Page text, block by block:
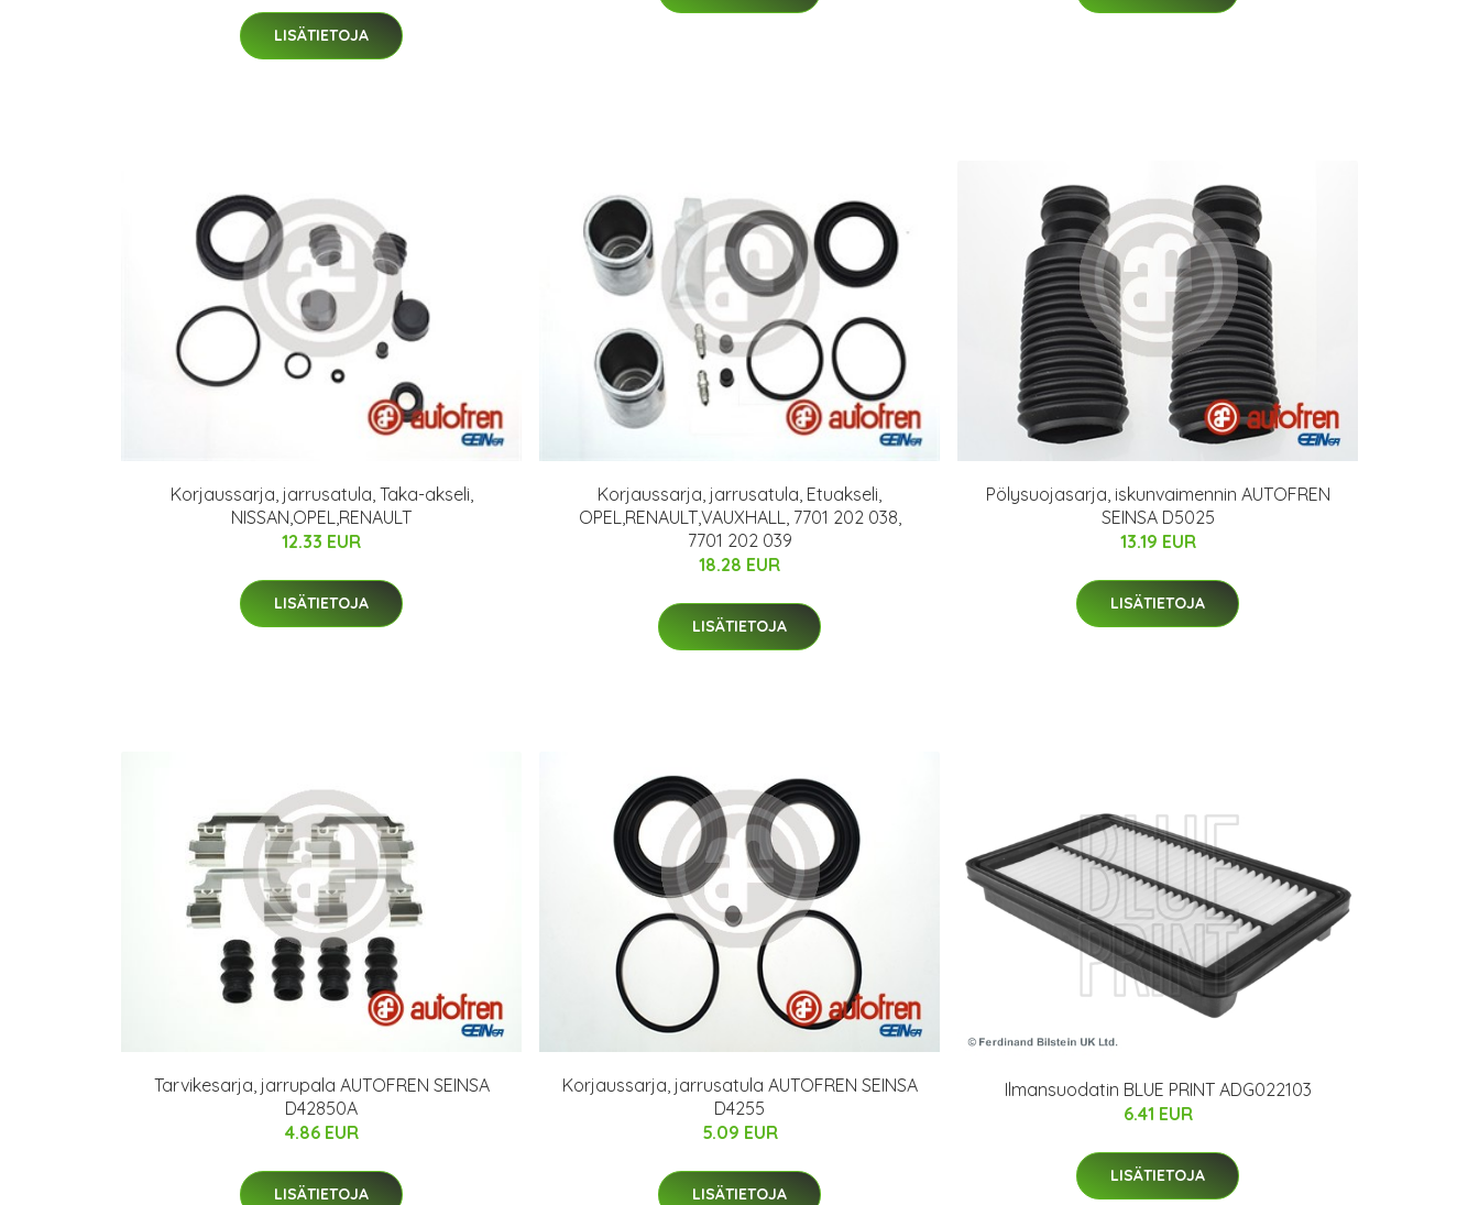
LISÄTIETOJA
Korjaussarja, jarrusatula, Taka-akseli,
NISSAN,OPEL,RENAULT
12.33 EUR
LISÄTIETOJA
Korjaussarja, jarrusatula, Etuakseli,
OPEL,RENAULT,VAUXHALL, 7701 202 038,
7701 202 039
18.28 EUR
LISÄTIETOJA
Pölysuojasarja, iskunvaimennin AUTOFREN
SEINSA D5025
13.19 EUR
LISÄTIETOJA
Tarvikesarja, jarrupala AUTOFREN SEINSA
D42850A
4.86 EUR
LISÄTIETOJA
Korjaussarja, jarrusatula AUTOFREN SEINSA
D4255
5.09 EUR
LISÄTIETOJA
Ilmansuodatin BLUE PRINT ADG022103
6.41 EUR
LISÄTIETOJA